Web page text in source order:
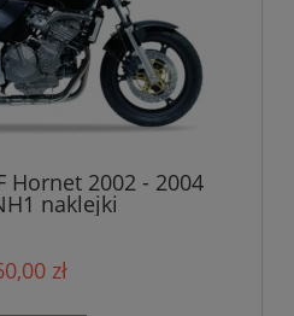
Hornet 2002 - 2004
naklejki
zł